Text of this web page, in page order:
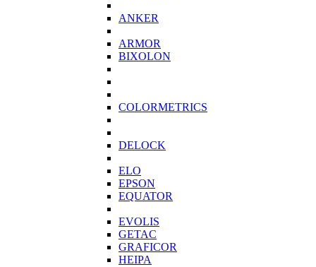
ANKER
ARMOR
BIXOLON
COLORMETRICS
DELOCK
ELO
EPSON
EQUATOR
EVOLIS
GETAC
GRAFICOR
HEIPA